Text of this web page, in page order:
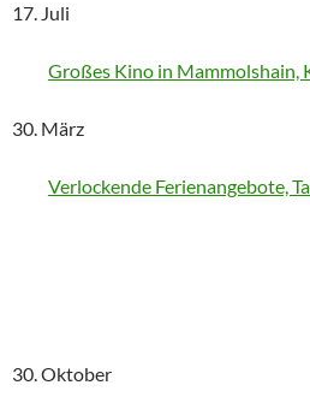
17. Juli
Großes Kino in Mammolshain,
30. März
Verlockende Ferienangebote,
30. Oktober